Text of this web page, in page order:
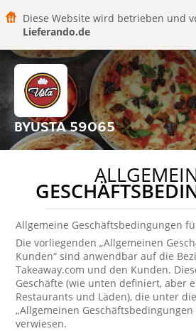
Diese Website wird betrieben und
Lieferando.de
BYUSTA 59065
Allgemeine Geschäftsbedingungen
Die vorliegenden „Allgemeinen
Kunden“ sind anwendbar auf die
Takeaway.com und den Kunden.
Geschäfte (wie unten definiert, aber
Restaurants und Läden), die unter
„Allgemeinen
verwiesen.